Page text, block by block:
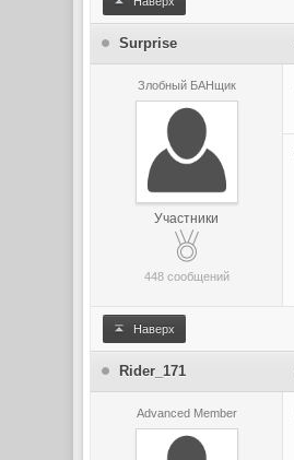
Surprise
Злобный БАНщик
Участники
448 сообщений
Наверх
Rider_171
Advanced Member